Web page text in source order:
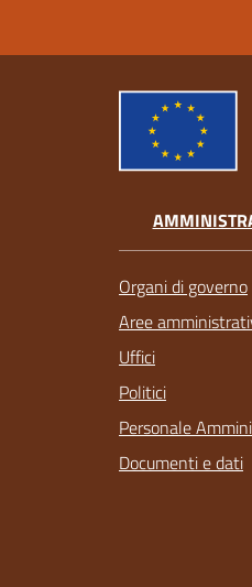
Organi di governo
Aree
Uffici
Politici
Personale
Documenti e dati